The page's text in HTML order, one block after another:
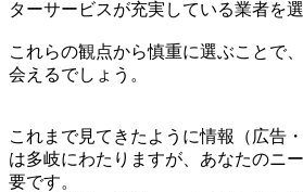
ターサービスが充実している業者を
これらの観点から慎重に選ぶことで
会えるでしょう。
これまで見てきたように情報（広告
は多岐にわたりますが、あなたのニ
要です。